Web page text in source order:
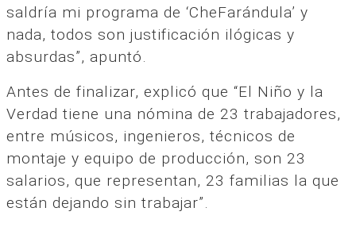
saldría mi programa de ‘CheFarándula’ y
nada, todos son justificación ilógicas y
absurdas”, apuntó.
Antes de finalizar, explicó que “El Niño y la
Verdad tiene una nómina de 23 trabajadores,
entre músicos, ingenieros, técnicos de
montaje y equipo de producción, son 23
salarios, que representan, 23 familias la que
están dejando sin trabajar”.